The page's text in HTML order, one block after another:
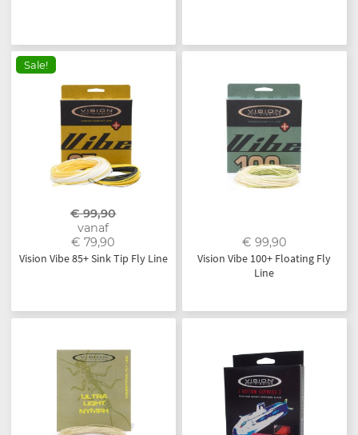
Sale!
€ 99,90
vanaf
€ 79,90
Vision Vibe 85+ Sink Tip Fly Line
€ 99,90
Vision Vibe 100+ Floating Fly
Line